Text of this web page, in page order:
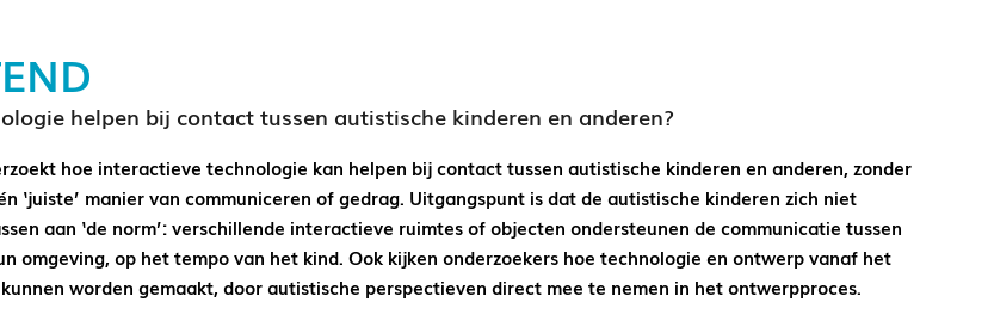
helpen bij contact tussen autistische kinderen en anderen?
hoe interactieve technologie kan helpen bij contact tussen autistische kinderen en anderen, zonder
‘juiste’ manier van communiceren of gedrag. Uitgangspunt is dat de autistische kinderen zich niet
aan ‘de norm’: verschillende interactieve ruimtes of objecten ondersteunen de communicatie tussen
omgeving, op het tempo van het kind. Ook kijken onderzoekers hoe technologie en ontwerp vanaf het
worden gemaakt, door autistische perspectieven direct mee te nemen in het ontwerpproces.